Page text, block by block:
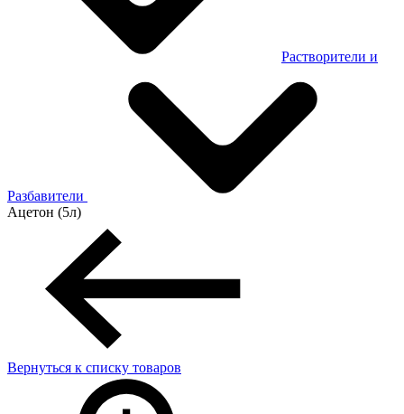
Растворители и
Разбавители
Ацетон (5л)
Вернуться к списку товаров